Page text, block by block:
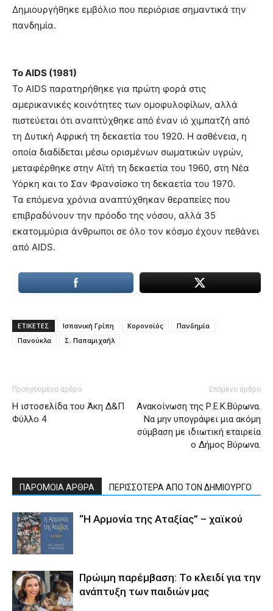
Δημιουργήθηκε εμβόλιο που περιόρισε σημαντικά την
πανδημία.
Το AIDS (1981)
Το AIDS παρατηρήθηκε για πρώτη φορά στις
αμερικανικές κοινότητες των ομοφυλοφίλων, αλλά
πιστεύεται ότι αναπτύχθηκε από έναν ιό χιμπατζή από
τη Δυτική Αφρική τη δεκαετία του 1920. Η ασθένεια, η
οποία διαδίδεται μέσω ορισμένων σωματικών υγρών,
μεταφέρθηκε στην Αϊτή τη δεκαετία του 1960, στη Νέα
Υόρκη και το Σαν Φρανσίσκο τη δεκαετία του 1970.
Τα επόμενα χρόνια αναπτύχθηκαν θεραπείες που
επιβραδύνουν την πρόοδο της νόσου, αλλά 35
εκατομμύρια άνθρωποι σε όλο τον κόσμο έχουν πεθάνει
από AIDS.
ΕΤΙΚΕΤΕΣ Ισπανική Γρίπη Κορονοϊός
Πανδημία
Πανούκλα
Σ. Παπαμιχαήλ
Προηγούμενο άρθρο
Η ιστοσελίδα του Άκη Δ&Π
Φύλλο 4
Επόμενο άρθρο
Ανακοίνωση της Ρ.Ε.Κ.Βύρωνα.
Να μην υπογράψει μια ακόμη
σύμβαση με ιδιωτική εταιρεία
ο Δήμος Βύρωνα.
ΠΑΡΟΜΟΙΑ ΑΡΘΡΑ ΠΕΡΙΣΣΟΤΕΡΑ ΑΠΟ ΤΟΝ ΔΗΜΙΟΥΡΓΟ
“Η Αρμονία της Αταξίας” – χαϊκού
Πρώιμη παρέμβαση: Το κλειδί για την
ανάπτυξη των παιδιών µας